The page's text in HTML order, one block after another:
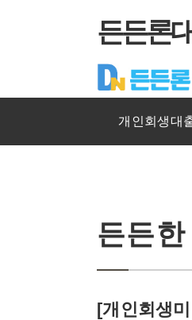
든든론
개인회생대
든든
[개인회생